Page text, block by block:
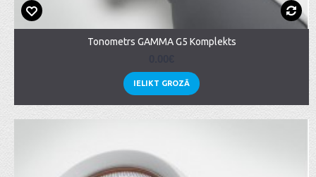
Tonometrs GAMMA G5 Komplekts
IELIKT GROZĀ